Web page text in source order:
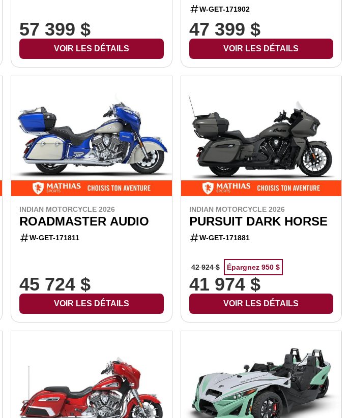
57 399 $
VOIR LES DÉTAILS
W-GET-171902
47 399 $
VOIR LES DÉTAILS
INDIAN MOTORCYCLE 2026
ROADMASTER AUDIO
W-GET-171811
45 724 $
VOIR LES DÉTAILS
INDIAN MOTORCYCLE 2026
PURSUIT DARK HORSE
W-GET-171881
42 924 $ Épargnez 950 $
41 974 $
VOIR LES DÉTAILS